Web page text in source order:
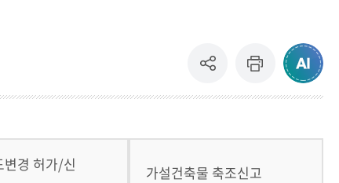
변경 허가/신
가설건축물 축조신고